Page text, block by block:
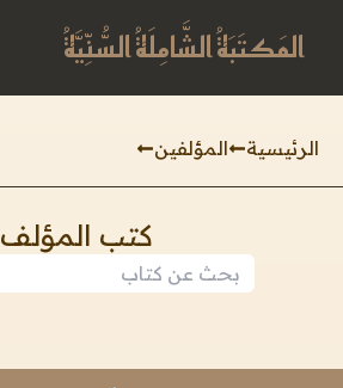
المَكتَبَةُ الشَّامِلَةُ السُّنِّيَّةُ
الرئيسية المؤلفين
كتب المؤلف